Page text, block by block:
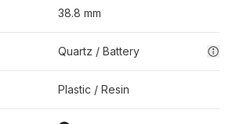
38.8 mm
Quartz / Battery
Plastic / Resin